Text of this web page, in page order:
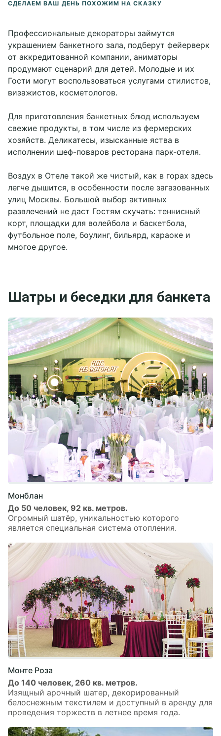
СДЕЛАЕМ ВАШ ДЕНЬ ПОХОЖИМ НА СКАЗКУ
Профессиональные декораторы займутся
украшением банкетного зала, подберут фейерверк
от аккредитованной компании, аниматоры
продумают сценарий для детей. Молодые и их
Гости могут воспользоваться услугами стилистов,
визажистов, косметологов.
Для приготовления банкетных блюд используем
свежие продукты, в том числе из фермерских
хозяйств. Деликатесы, изысканные яства в
исполнении шеф-поваров ресторана парк-отеля.
Воздух в Отеле такой же чистый, как в горах здесь
легче дышится, в особенности после загазованных
улиц Москвы. Большой выбор активных
развлечений не даст Гостям скучать: теннисный
корт, площадки для волейбола и баскетбола,
футбольное поле, боулинг, бильярд, караоке и
многое другое.
Шатры и беседки для банкета
Монблан
До 50 человек, 92 кв. метров.
Огромный шатёр, уникальностью которого
является специальная система отопления.
Монте Роза
До 140 человек, 260 кв. метров.
Изящный арочный шатер, декорированный
белоснежным текстилем и доступный в аренду для
проведения торжеств в летнее время года.